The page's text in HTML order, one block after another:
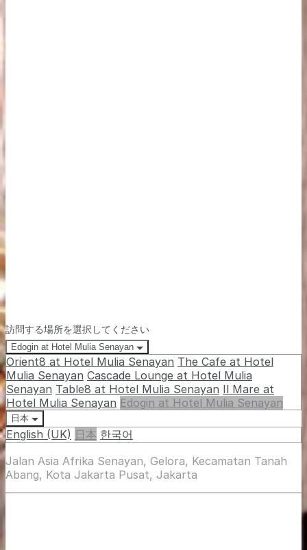
訪問する場所を選択してください
Edogin at Hotel Mulia Senayan
Orient8 at Hotel Mulia Senayan The Cafe at Hotel
Mulia Senayan Cascade Lounge at Hotel Mulia
Senayan Table8 at Hotel Mulia Senayan Il Mare at
Hotel Mulia Senayan Edogin at Hotel Mulia Senayan
日本
English (UK) 日本 한국어
Jalan Asia Afrika Senayan, Gelora, Kecamatan Tanah
Abang, Kota Jakarta Pusat, Jakarta